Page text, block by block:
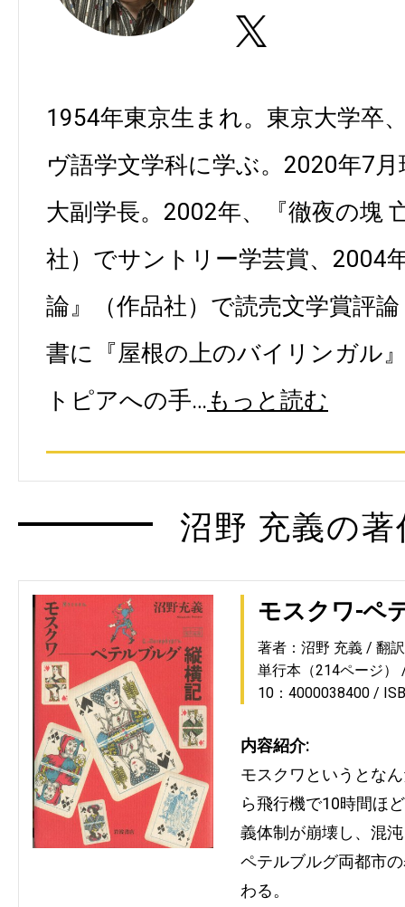
1954年東京生まれ。東京大学卒
ヴ語学文学科に学ぶ。2020年7
大副学長。2002年、『徹夜の塊
社）でサントリー学芸賞、2004
論』（作品社）で読売文学賞評
書に『屋根の上のバイリンガル
トピアへの手…もっと読む
沼野 充義の著
モスクワ-ペ
著者：沼野 充義
翻
単行本（214ページ）
10：4000038400
内容紹介:
モスクワというとな
ら飛行機で10時間ほ
義体制が崩壊し、混
ペテルブルグ両都市
わる。